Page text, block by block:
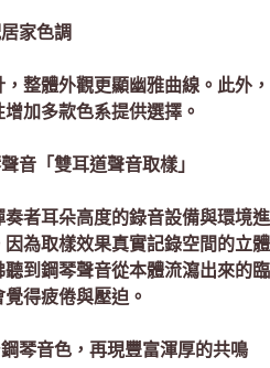
家色調
整體外觀更顯幽雅曲線。此外，
加多款色系提供選擇。
音「雙耳道聲音取樣」
奏者耳朵高度的錄音設備與環境進
為取樣效果真實記錄空間的立體
到鋼琴聲音從本體流瀉出來的臨
得疲倦與壓迫。
琴音色，再現豐富渾厚的共鳴